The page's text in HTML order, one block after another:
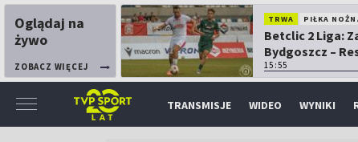
Oglądaj na
żywo
ZOBACZ WIĘCEJ
TRWA PIŁKA
Betclic 2 Liga:
Bydgoszcz –
15:55
TRANSMISJE WIDEO WYNIKI